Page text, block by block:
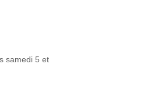
samedi 5 et